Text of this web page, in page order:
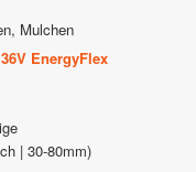
Mulchen
36V EnergyFlex
| 30-80mm)